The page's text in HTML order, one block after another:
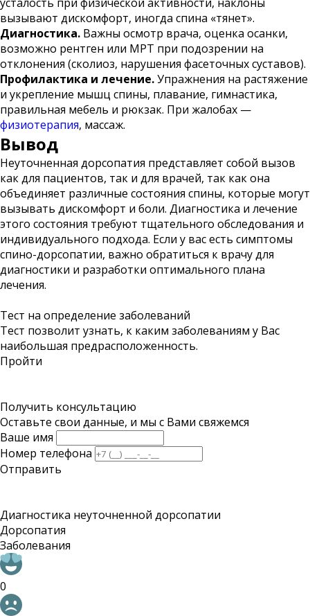
вызывают дискомфорт, иногда спина «тянет».
Диагностика. Важны осмотр врача, оценка осанки,
возможно рентген или МРТ при подозрении на
отклонения (сколиоз, нарушения фасеточных суставов).
Профилактика и лечение.Упражнения на растяжение
и укрепление мышц спины, плавание, гимнастика,
правильная мебель и рюкзак. При жалобах —
физиотерапия, массаж.
Вывод
Неуточненная дорсопатия представляет собой вызов
как для пациентов, так и для врачей, так как она
объединяет различные состояния спины, которые могут
вызывать дискомфорт и боли. Диагностика и лечение
этого состояния требуют тщательного обследования и
индивидуального подхода. Если у вас есть симптомы
спино-дорсопатии, важно обратиться к врачу для
диагностики и разработки оптимального плана
лечения.
Тест на определение заболеваний
Тест позволит узнать, к каким заболеваниям у Вас
наибольшая предрасположенность.
Пройти
Получить консультацию
Оставьте свои данные, и мы с Вами свяжемся
Ваше имя
Номер телефона
Отправить
Диагностика неуточненной дорсопатии
Дорсопатия
Заболевания
0